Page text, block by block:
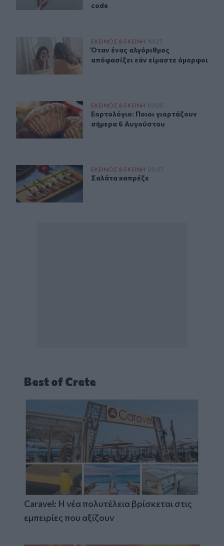
code
Όταν ένας αλγόριθμος απόφασίζει εάν είμαστε όμορφοι
ΕΚΕΙΝΟΣ & ΕΚΕΙΝΗ 10:37
Όταν ένας αλγόριθμος απόφασίζει
Όταν ένας αλγόριθμος
απόφασίζει εάν είμαστε όμορφοι
Εορτολόγιο: Ποιοι γιορτάζουν σήμερα 6 Αυγούστου
ΕΚΕΙΝΟΣ & ΕΚΕΙΝΗ 07:05
Εορτολόγιο: Ποιοι γιορτάζουν
Εορτολόγιο: Ποιοι γιορτάζουν
σήμερα 6 Αυγούστου
Σαλάτα καπρέζε ΕΚΕΙΝΟΣ & ΕΚΕΙΝΗ 05:37
Σαλάτα καπρέζε
Σαλάτα καπρέζε
Best of Crete
Caravel: Η νέα πολυτέλεια βρίσκεται στις
εμπειρίες που αξίζουν